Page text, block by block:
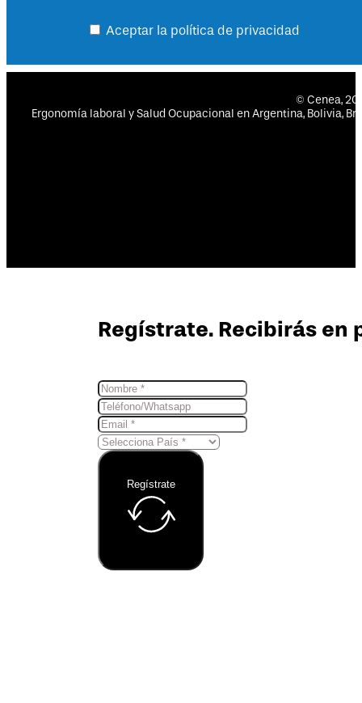
Aceptar la política de privacidad
© Cenea,
Ergonomía laboral y Salud Ocupacional en Argentina, Bolivia,
Regístrate. Recibirás en
Regístrate